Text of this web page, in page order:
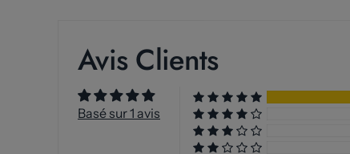
Avis Clients
Basé sur 1 avis